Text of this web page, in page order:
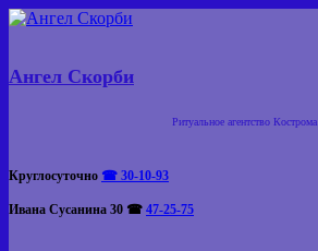
Skip
Ангел Скорби
Ритуальное агентство Кострома
Круглосуточно ☎ 30-10-93
Ивана Сусанина 30 ☎ 47-25-75